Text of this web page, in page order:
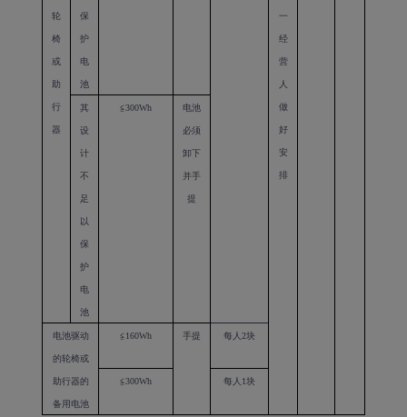
轮
椅
或
助
行
器
保
护
电
池
一
经
营
人
做
好
安
排
其
设
计
不
足
以
保
护
电
池
≦300Wh 电池
必须
卸下
并手
提
电池驱动
的轮椅或
助行器的
备用电池
≦160Wh 手提 每人 2块
≦300Wh 每人 1块